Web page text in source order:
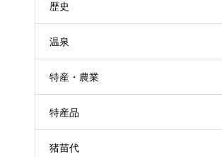
歴史
温泉
特産・農業
特産品
猪苗代